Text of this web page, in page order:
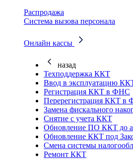
Распродажа
Система вызова персонала
Онлайн кассы
назад
Техподдержка ККТ
Ввод в эксплуатацию
Регистрация ККТ в ФНС
Перерегистрация ККТ в
Замена фискального
Снятие с учета ККТ
Обновление ПО ККТ до
Обновление ККТ под
Смена системы
Ремонт ККТ